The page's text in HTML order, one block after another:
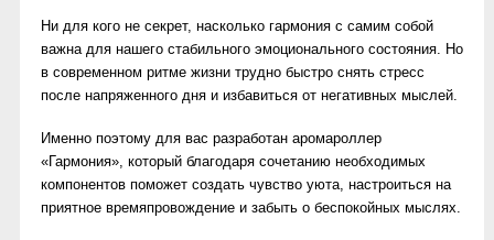
Ни для кого не секрет, насколько гармония с самим собой
важна для нашего стабильного эмоционального состояния. Но
в современном ритме жизни трудно быстро снять стресс
после напряженного дня и избавиться от негативных мыслей.
Именно поэтому для вас разработан аромароллер
«Гармония», который благодаря сочетанию необходимых
компонентов поможет создать чувство уюта, настроиться на
приятное времяпровождение и забыть о беспокойных мыслях.